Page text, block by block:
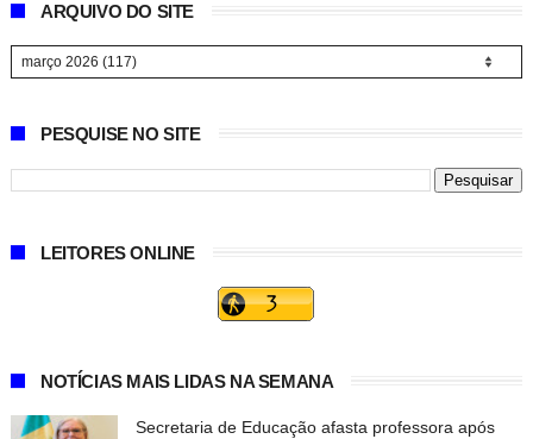
ARQUIVO DO SITE
PESQUISE NO SITE
LEITORES ONLINE
NOTÍCIAS MAIS LIDAS NA SEMANA
Secretaria de Educação afasta professora após